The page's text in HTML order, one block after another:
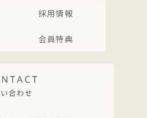
採用情報
会員特典